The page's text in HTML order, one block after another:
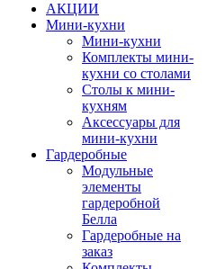
АКЦИИ
Мини-кухни
Мини-кухни
Комплекты мини-
кухни со столами
Столы к мини-
кухням
Аксессуары для
мини-кухни
Гардеробные
Модульные
элементы
гардеробной
Белла
Гардеробные на
заказ